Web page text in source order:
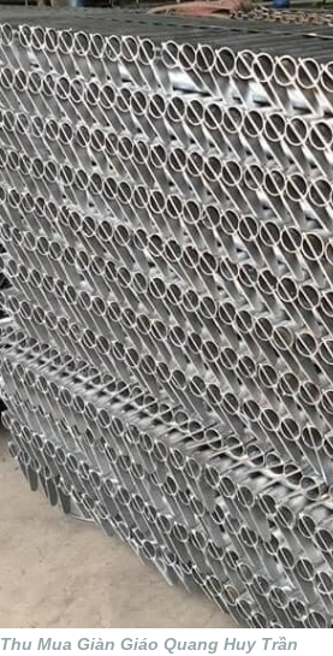
Thu Mua Giàn Giáo Quang Huy Trần